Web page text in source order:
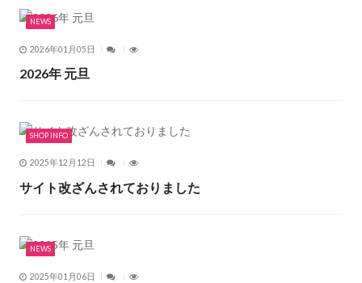
NEWS
2026年01月05日
2026年 元旦
SHOP INFO
2025年12月12日
サイト改ざんされておりました
NEWS
2025年01月06日